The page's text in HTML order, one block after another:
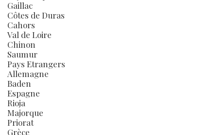
Gaillac
Côtes de Duras
Cahors
Val de Loire
Chinon
Saumur
Pays Etrangers
Allemagne
Baden
Espagne
Rioja
Majorque
Priorat
Grèce